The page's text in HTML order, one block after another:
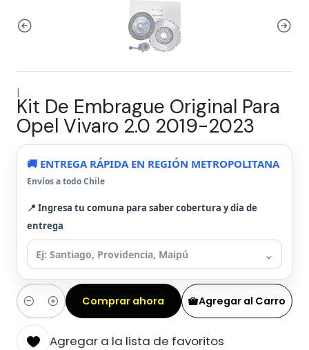
|
Kit De Embrague Original Para
Opel Vivaro 2.0 2019-2023
🚚 ENTREGA RÁPIDA EN REGIÓN METROPOLITANA
Envíos a todo Chile
📍 Ingresa tu comuna para saber cobertura y día de
entrega
⌄
Cantidad
Agregar al Carro
Comprar ahora
Agregar a la lista de favoritos